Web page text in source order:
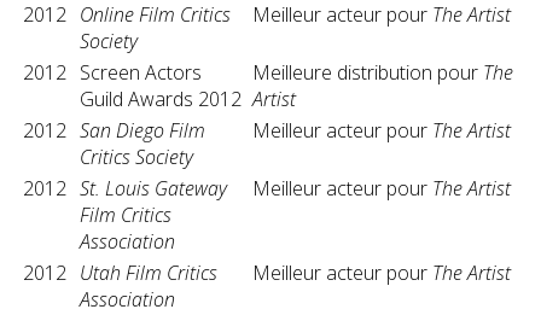
2012 Online Film Critics
Society
Meilleur acteur pour The Artist
2012 Screen Actors
Guild Awards 2012
Meilleure distribution pour The
Artist
2012 San Diego Film
Critics Society
Meilleur acteur pour The Artist
2012 St. Louis Gateway
Film Critics
Association
Meilleur acteur pour The Artist
2012 Utah Film Critics
Association
Meilleur acteur pour The Artist